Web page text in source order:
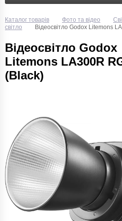
Каталог товарів Фото та відео
світло
Відеосвітло Godox Litemons
Відеосвітло Godox
Litemons LA300R
(Black)